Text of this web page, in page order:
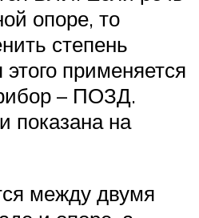
опоре, то
степень
применяется
– ПОЗД.
показана на
между двумя